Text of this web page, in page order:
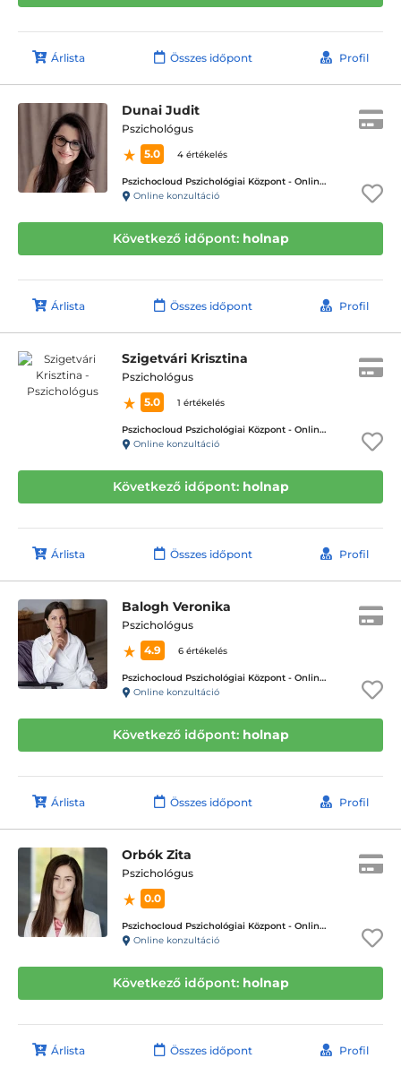
Árlista Összes időpont Profil
Dunai Judit
Pszichológus
5.0
4 értékelés
Pszichocloud Pszichológiai Központ - Online ügyfélfogadás
Online konzultáció
Következő időpont: holnap
Árlista Összes időpont Profil
Szigetvári Krisztina
Pszichológus
5.0
1 értékelés
Pszichocloud Pszichológiai Központ - Online ügyfélfogadás
Online konzultáció
Következő időpont: holnap
Árlista Összes időpont Profil
Balogh Veronika
Pszichológus
4.9
6 értékelés
Pszichocloud Pszichológiai Központ - Online ügyfélfogadás
Online konzultáció
Következő időpont: holnap
Árlista Összes időpont Profil
Orbók Zita
Pszichológus
0.0
Pszichocloud Pszichológiai Központ - Online ügyfélfogadás
Online konzultáció
Következő időpont: holnap
Árlista Összes időpont Profil